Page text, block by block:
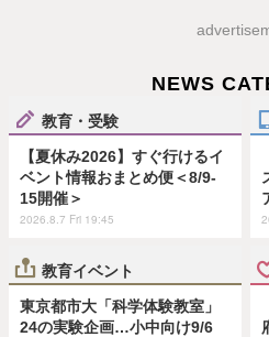
NEWS
教育・受験
【夏休み2026】すぐ行けるイ
ベント情報おまとめ便＜8/9-
15開催＞
2026.8.7 Fri 19:45
教育イベント
東京都市大「科学体験教室」
24の実験企画…小中向け9/6